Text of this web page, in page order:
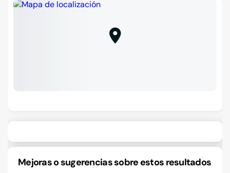
Mejoras o sugerencias sobre estos resultados